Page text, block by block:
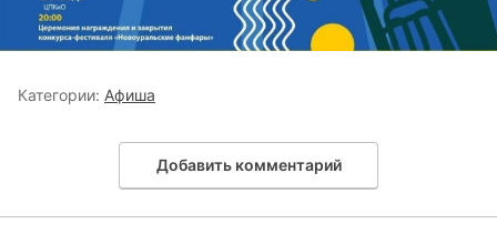
Категории: Афиша
Добавить комментарий